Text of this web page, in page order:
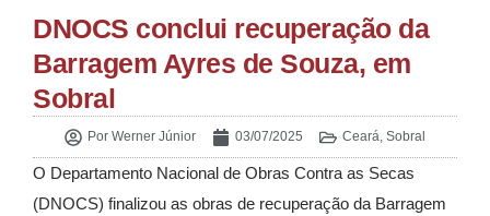
DNOCS conclui recuperação da
Barragem Ayres de Souza, em
Sobral
Por Werner Júnior 03/07/2025 Ceará, Sobral
O Departamento Nacional de Obras Contra as Secas
(DNOCS) finalizou as obras de recuperação da Barragem